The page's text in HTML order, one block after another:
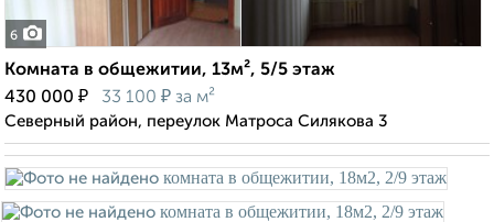
6
Комната в общежитии, 13м², 5/5 этаж
430 000 ₽ 33 100 ₽ за м²
Северный район, переулок Матроса Силякова 3